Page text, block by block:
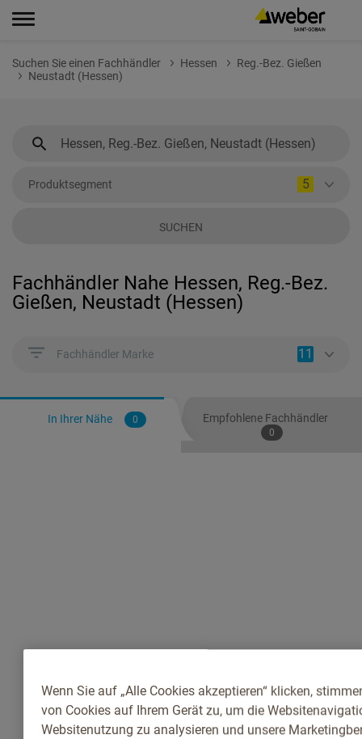
Suchen Sie einen Fachhändler Hessen
Reg.-Bez. Gießen
Neustadt (Hessen)
Produktsegment 5
SUCHEN
Fachhändler Nahe Hessen, Reg.-Bez.
Gießen, Neustadt (Hessen)
Fachhändler Marke 11
In Ihrer Nähe 0 Empfohlene Fachhändler
0
Wenn Sie auf „Alle Cookies akzeptieren“ klicken,
von Cookies auf Ihrem Gerät zu, um die
Websitenutzung zu analysieren und unsere